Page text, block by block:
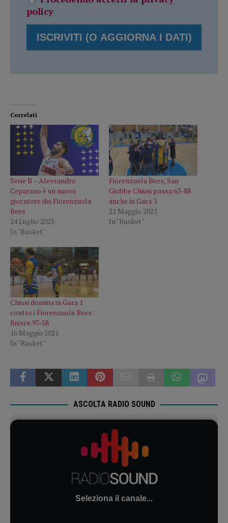
policy
Correlati
Serie B – Alessandro
Ceparano è un nuovo
giocatore dei Fiorenzuola
Bees
24 Luglio 2025
In "Basket"
Fiorenzuola Bees, San
Giobbe Chiusi passa 63-88
anche in Gara 3
22 Maggio 2021
In "Basket"
Chiusi domina in Gara 1
contro i Fiorenzuola Bees:
finisce 97-58
16 Maggio 2021
In "Basket"
ASCOLTA RADIO SOUND
Seleziona il canale...